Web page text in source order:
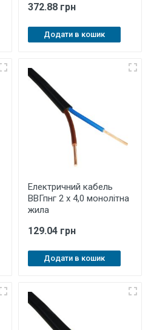
372.88 грн
Додати в кошик
Електричний кабель
ВВГпнг 2 х 4,0 монолітна
жила
129.04 грн
Додати в кошик